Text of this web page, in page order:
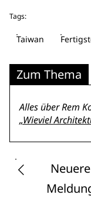
Tags:
Taiwan
Zum Thema
Alles über Rem
„Wieviel
Neuere